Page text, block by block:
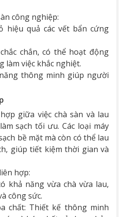
công nghiệp:
hiệu quả các vết bẩn cứng
chắn, có thể hoạt động
việc khắc nghiệt.
thông minh giúp người
giữa việc chà sàn và lau
sạch tối ưu. Các loại máy
bề mặt mà còn có thể lau
giúp tiết kiệm thời gian và
hợp:
khả năng vừa chà vừa lau,
công sức.
chất: Thiết kế thông minh